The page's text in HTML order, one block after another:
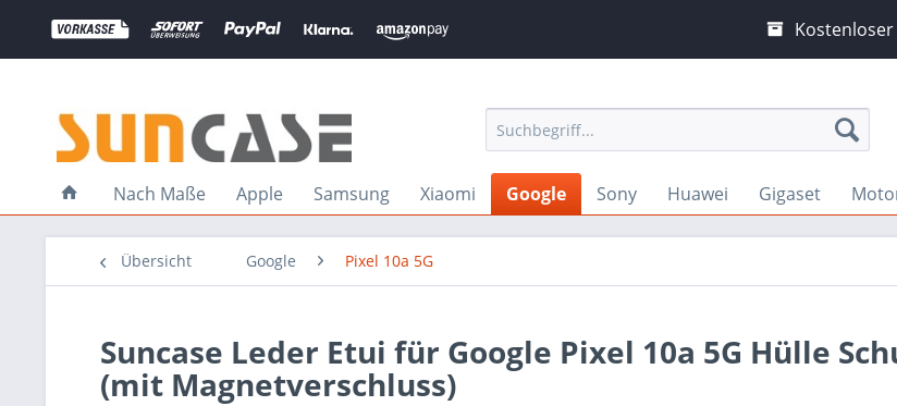
Nach Maße Apple Samsung Xiaomi Google Sony Huawei Gigaset
Übersicht Google Pixel 10a 5G
Suncase Leder Etui für Google Pixel 10a 5G Hülle
(mit Magnetverschluss)